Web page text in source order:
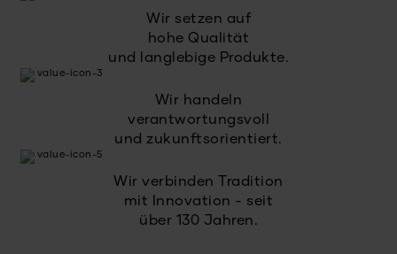
Wir setzen auf
hohe Qualität
und langlebige Produkte.
Wir handeln
verantwortungsvoll
und zukunftsorientiert.
Wir verbinden Tradition
mit Innovation - seit
über 130 Jahren.